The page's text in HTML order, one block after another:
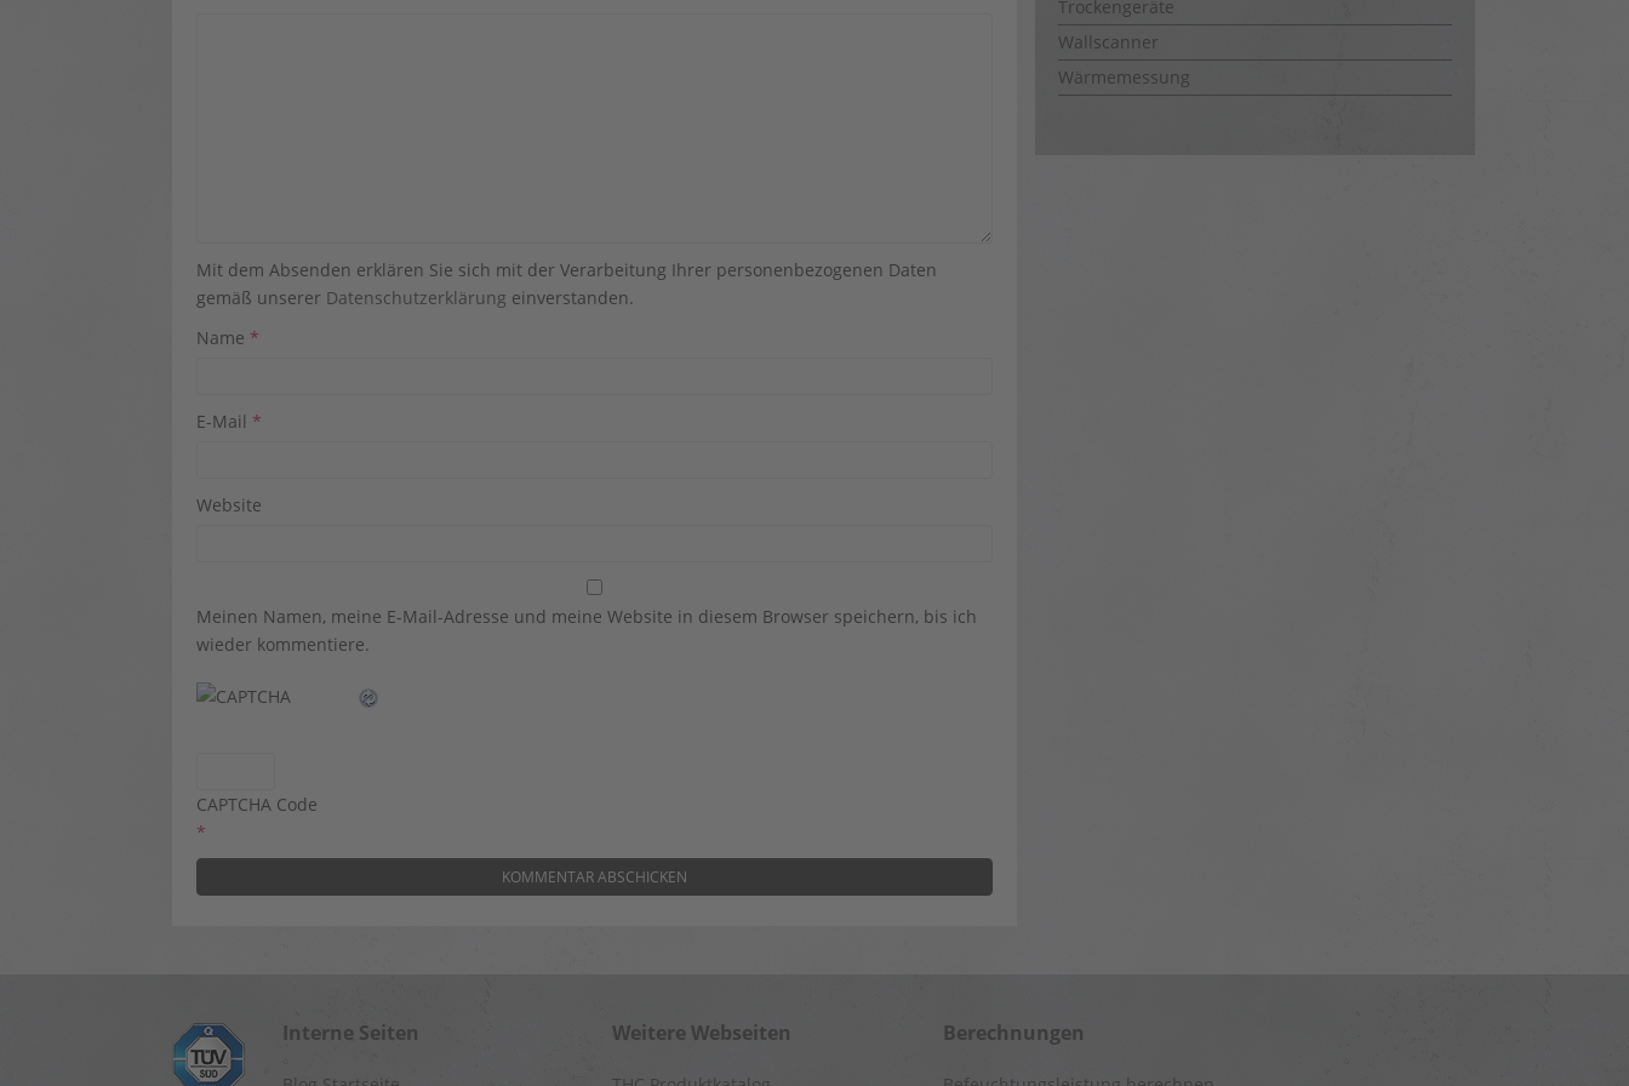
Mit dem Absenden erklären Sie sich mit der Verarbeitung Ihrer personenbezogenen Daten
gemäß unserer Datenschutzerklärung einverstanden.
Name *
E-Mail *
Website
Meinen Namen, meine E-Mail-Adresse und meine Website in diesem Browser speichern, bis ich
wieder kommentiere.
CAPTCHA Code
*
Trockengeräte
Wallscanner
Wärmemessung
Interne Seiten Weitere Webseiten Berechnungen